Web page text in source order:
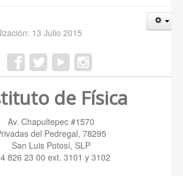
13 Julio 2015
de Física
Av. Chapultepec #1570
del Pedregal, 78295
San Luis Potosí, SLP
826 23 00 ext. 3101 y 3102